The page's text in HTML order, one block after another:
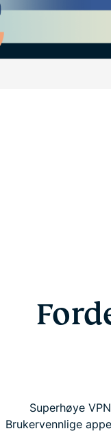
Superhøye
Brukervennlige